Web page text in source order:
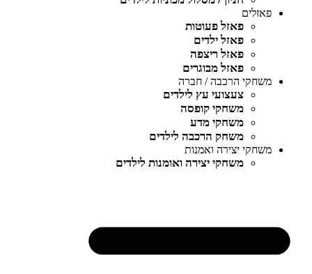
פאזלים
פאזל פעוטות
פאזל ילדים
פאזל ריצפה
פאזל מבוגרים
משחקי הרכבה / חברה
צעצועי עץ לילדים
משחקי קופסה
משחקי מדע
משחק הרכבה לילדים
משחקי יצירה ואמנות
משחקי יצירה ואומנות לילדים